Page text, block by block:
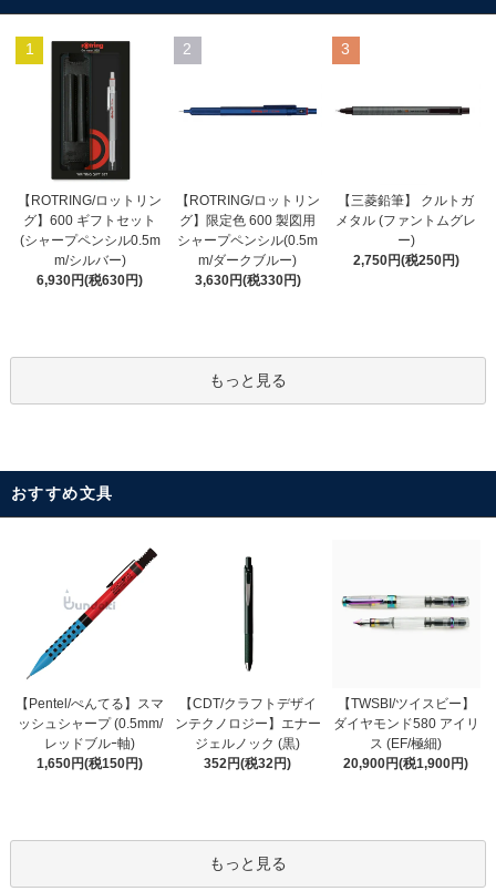
1
【ROTRING/ロットリン
グ】600 ギフトセット
(シャープペンシル0.5m
m/シルバー)
6,930円(税630円)
2
【ROTRING/ロットリン
グ】限定色 600 製図用
シャープペンシル(0.5m
m/ダークブルー)
3,630円(税330円)
3
【三菱鉛筆】 クルトガ
メタル (ファントムグレ
ー)
2,750円(税250円)
もっと見る
おすすめ文具
【Pentel/ぺんてる】スマ
ッシュシャープ (0.5mm/
レッドブルｰ軸)
1,650円(税150円)
【CDT/クラフトデザイ
ンテクノロジー】エナー
ジェルノック (黒)
352円(税32円)
【TWSBI/ツイスビー】
ダイヤモンド580 アイリ
ス (EF/極細)
20,900円(税1,900円)
もっと見る